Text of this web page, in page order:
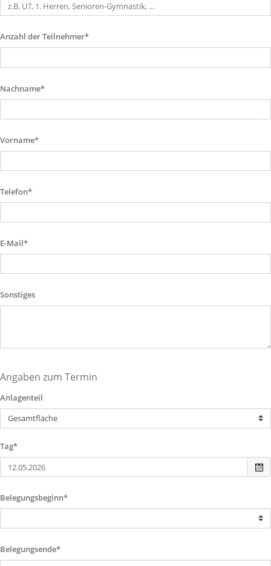
Anzahl der Teilnehmer*
Nachname*
Vorname*
Telefon*
E-Mail*
Sonstiges
Angaben zum Termin
Anlagenteil
Tag*
Belegungsbeginn*
Belegungsende*